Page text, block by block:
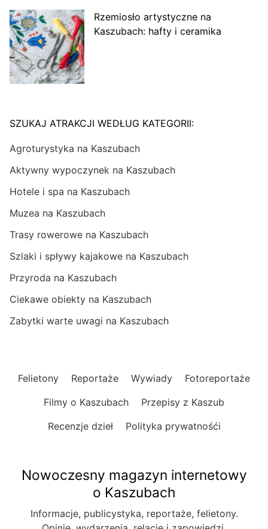
Rzemiosło artystyczne na
Kaszubach: hafty i ceramika
SZUKAJ ATRAKCJI WEDŁUG KATEGORII:
Agroturystyka na Kaszubach
Aktywny wypoczynek na Kaszubach
Hotele i spa na Kaszubach
Muzea na Kaszubach
Trasy rowerowe na Kaszubach
Szlaki i spływy kajakowe na Kaszubach
Przyroda na Kaszubach
Ciekawe obiekty na Kaszubach
Zabytki warte uwagi na Kaszubach
Felietony Reportaże Wywiady
Fotoreportaże
Filmy o Kaszubach
Przepisy z Kaszub
Recenzje dzieł
Polityka prywatnośći
Nowoczesny magazyn internetowy
o Kaszubach
Informacje, publicystyka, reportaże, felietony.